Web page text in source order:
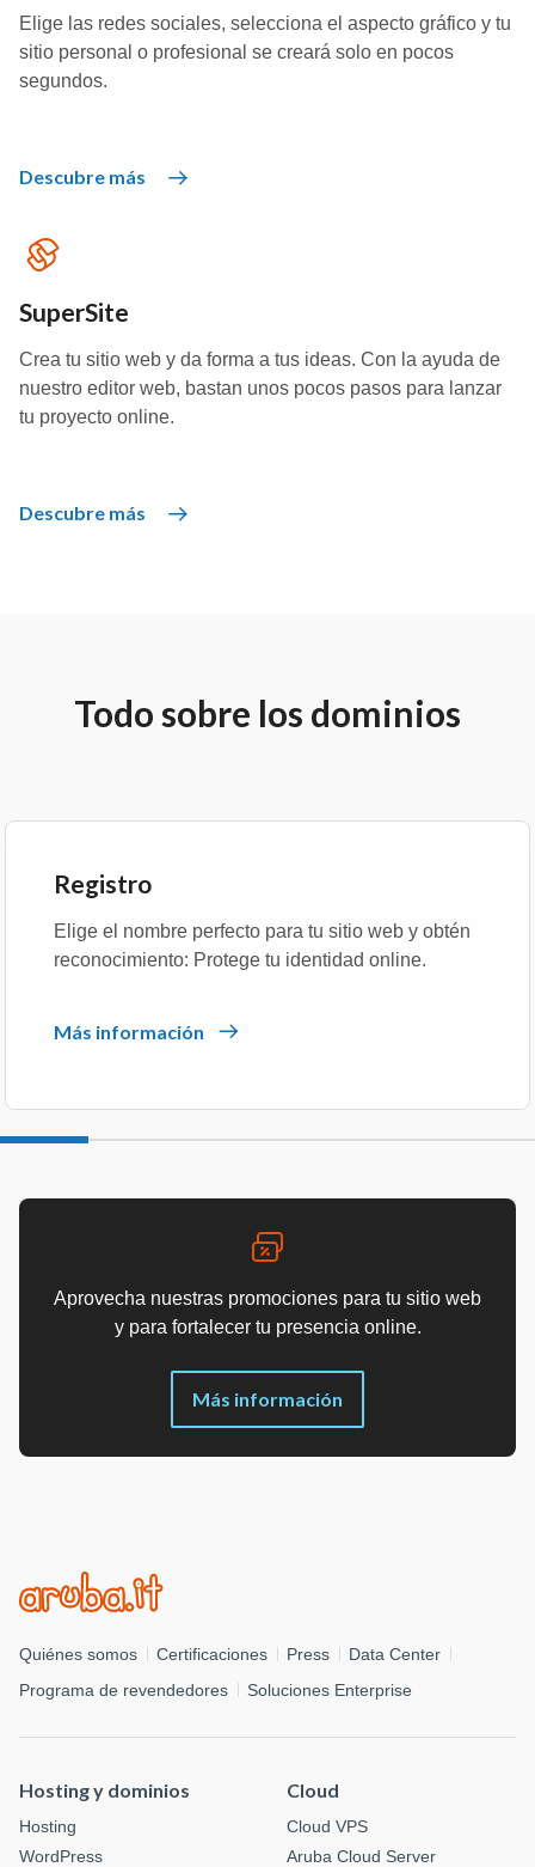
Elige las redes sociales, selecciona el aspecto gráfico y tu
sitio personal o profesional se creará solo en pocos
segundos.
Descubre más
SuperSite
Crea tu sitio web y da forma a tus ideas. Con la ayuda de
nuestro editor web, bastan unos pocos pasos para lanzar
tu proyecto online.
Descubre más
Todo sobre los dominios
Registro
Elige el nombre perfecto para tu sitio web y obtén
reconocimiento: Protege tu identidad online.
Más información
Aprovecha nuestras promociones para tu sitio web
y para fortalecer tu presencia online.
Más información
Quiénes somos Certificaciones Press
Data Center
Programa de revendedores
Soluciones Enterprise
Hosting y dominios
Hosting
WordPress
Cloud
Cloud VPS
Aruba Cloud Server